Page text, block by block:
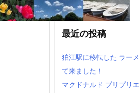
最近の投稿
狛江駅に移転した ラー
て来ました！
マクドナルド プリプリ